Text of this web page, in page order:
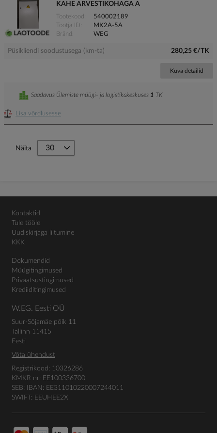
KAHE ARVESTIKOHAGA A
Tootekood
540002189
Tootja ID
MK2A-5A
Bränd
WEG
Püsikliendi soodustusega (km-ta) 280,25 €/TK
Kuva detailid
Lisa võrdlusesse
Saadavus Ülemiste müügi- ja logistikakeskuses 1 TK
Näita
Kontaktid
Tule tööle
Uudiskirjaga liitumine
KKK
Dokumendid
Müügitingimused
Privaatsustingimused
Krediiditingimused
W.EG. Eesti OÜ
Suur-Sõjamäe põik 11
Tallinn 11415
Eesti
Võta ühendust
Registrikood: 10326286
KMKR nr: EE100336700
SEB: IBAN: EE311010220007244011
SWIFT: EEUHEE2X